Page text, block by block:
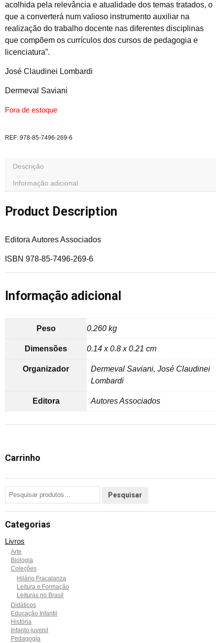
acolhida pela relevância e atualidade dos temas tratados, o
que a converterá num valioso instrumento auxiliar na
realização do trabalho docente nas diferentes disciplinas
que compõem os currículos dos cursos de pedagogia e
licenciatura”.
José Claudinei Lombardi
Dermeval Saviani
Fora de estoque
REF: 978-85-7496-269-6
Descrição
Informação adicional
Product Description
Editora Autores Associados
ISBN 978-85-7496-269-6
Informação adicional
Peso 0.260 kg
Dimensões 0.14 x 0.8 x 0.21 cm
Organizador
Dermeval Saviani, José Claudinei
Lombardi
Editora Autores Associados
Carrinho
Categorias
Livros
Arte
Biologia
Coleções
Hilário Fracalanza
Leitura e Formação
Leituras no Brasil
Didáticos
Educação Infantil
História
Infanto juvenil
Pedagogia